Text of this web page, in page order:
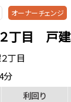
オーナーチェンジ
丁目 戸建
丁目
分
徒歩14分
利回り